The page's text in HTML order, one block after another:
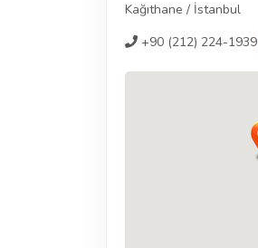
Kağıthane / İstanbul
+90 (212) 224-1939